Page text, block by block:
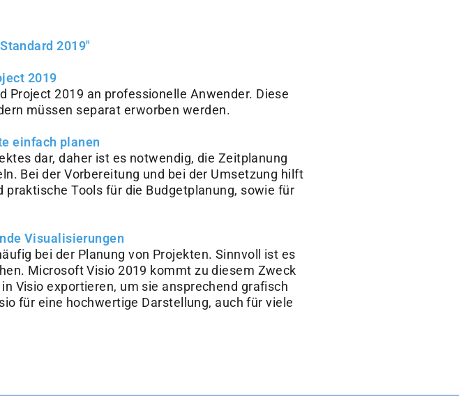
2019"
2019
Project 2019 an professionelle Anwender. Diese
müssen separat erworben werden.
einfach planen
dar, daher ist es notwendig, die Zeitplanung
Bei der Vorbereitung und bei der Umsetzung hilft
Tools für die Budgetplanung, sowie für
Visualisierungen
bei der Planung von Projekten. Sinnvoll ist es
Microsoft Visio 2019 kommt zu diesem Zweck
Visio exportieren, um sie ansprechend grafisch
für eine hochwertige Darstellung, auch für viele